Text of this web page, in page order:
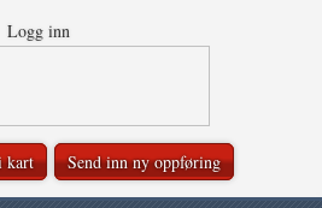
Logg inn
kart Send inn ny oppføring